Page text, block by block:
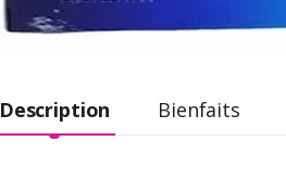
Description Bienfaits